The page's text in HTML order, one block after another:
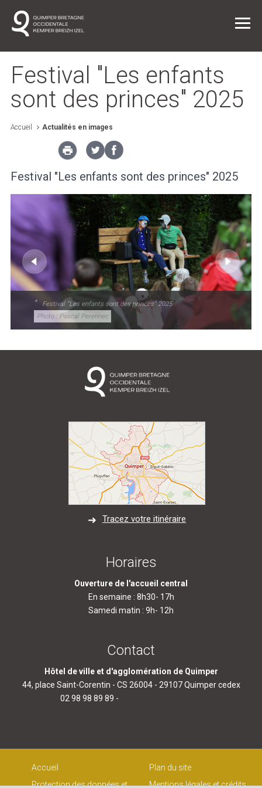
Vie quotidienne
Entreprendre dans l'agglo
Projets
Marée Météo/UV Webcam Select Language ▼
Festival "Les enfants
sont des princes" 2025
Accueil Actualités en images
Festival "Les enfants sont des princes" 2025
Festival "Les enfants sont des princes" 2025
Photo : Pascal Perennec
Tracez votre itinéraire
Horaires
Ouverture de l'accueil central
En semaine : 8h30- 17h
Samedi matin : 9h- 12h
Contact
Hôtel de ville et d'agglomération de Quimper
44, place Saint-Corentin - CS 26004 - 29107 Quimper cedex
02 98 98 89 89 -
Accueil
Plan du site
Protection des données et
Mentions légales et crédits